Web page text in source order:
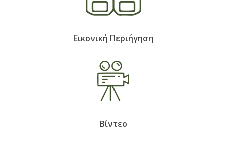
Εικονική Περιήγηση
Βίντεο